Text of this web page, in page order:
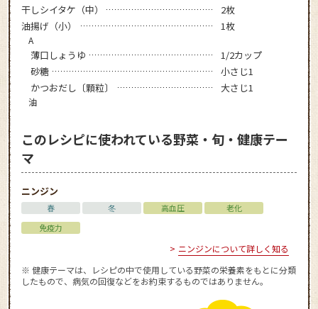
干しシイタケ（中）
2枚
油揚げ（小）
1枚
A
薄口しょうゆ
1/2カップ
砂糖
小さじ1
かつおだし〔顆粒〕
大さじ1
油
このレシピに使われている野菜・旬・健康テー
マ
ニンジン
春 冬 高血圧
老化
免疫力
ニンジンについて詳しく知る
※ 健康テーマは、レシピの中で使用している野菜の栄養素をもとに分類
したもので、病気の回復などをお約束するものではありません。